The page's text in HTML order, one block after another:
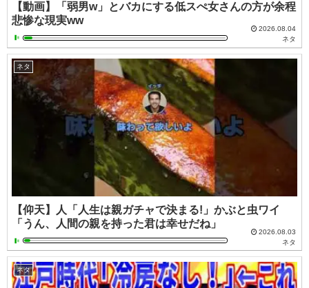
【動画】「弱男w」とバカにする低スぺ女さんの方が余程
悲惨な現実ww
2026.08.04
ネタ
ネタ
【仰天】人「人生は親ガチャで決まる!」かぶと虫ワイ
「うん、人間の親を持った君は幸せだね」
2026.08.03
ネタ
ネタ